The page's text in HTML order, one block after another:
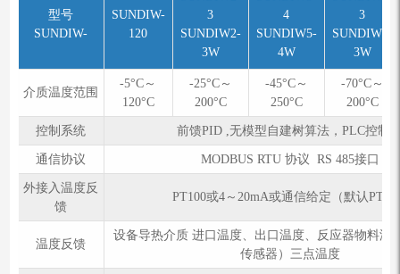
型号
SUNDIW-
SUNDIW-
120
3
SUNDIW2-
3W
4
SUNDIW5-
4W
3
SUNDIW7-
3W
介质温度范围
-5°C～
120°C
-25°C～
200°C
-45°C～
250°C
-70°C～
200°C
控制系统 前馈PID ,无模型自建树算法，PLC控制
通信协议 MODBUS RTU 协议 RS 485接口
外接入温度反
馈
PT100或4～20mA或通信给定（默认
温度反馈
设备导热介质 进口温度、出口温度、反应器物料温
传感器）三点温度